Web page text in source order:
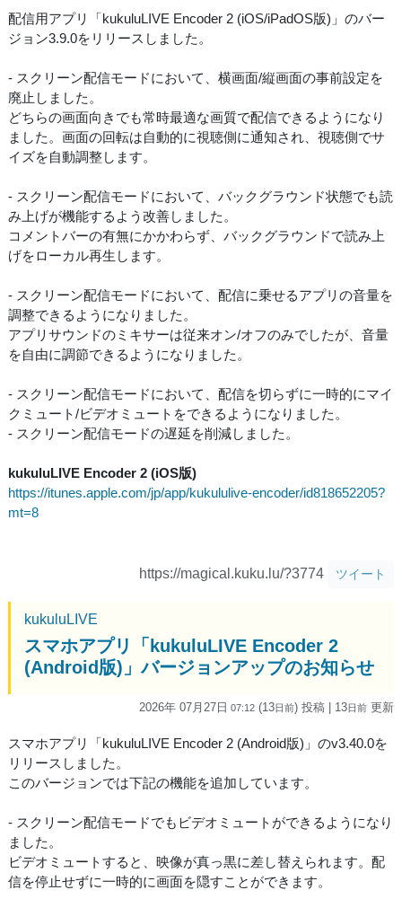
配信用アプリ「kukuluLIVE Encoder 2 (iOS/iPadOS版)」のバー
ジョン3.9.0をリリースしました。
- スクリーン配信モードにおいて、横画面/縦画面の事前設定を
廃止しました。
どちらの画面向きでも常時最適な画質で配信できるようになり
ました。画面の回転は自動的に視聴側に通知され、視聴側でサ
イズを自動調整します。
- スクリーン配信モードにおいて、バックグラウンド状態でも読
み上げが機能するよう改善しました。
コメントバーの有無にかかわらず、バックグラウンドで読み上
げをローカル再生します。
- スクリーン配信モードにおいて、配信に乗せるアプリの音量を
調整できるようになりました。
アプリサウンドのミキサーは従来オン/オフのみでしたが、音量
を自由に調節できるようになりました。
- スクリーン配信モードにおいて、配信を切らずに一時的にマイ
クミュート/ビデオミュートをできるようになりました。
- スクリーン配信モードの遅延を削減しました。
kukuluLIVE Encoder 2 (iOS版)
https://itunes.apple.com/jp/app/kukululive-encoder/id818652205?
mt=8
https://magical.kuku.lu/?3774 ツイート
kukuluLIVE
スマホアプリ「kukuluLIVE Encoder 2
(Android版)」バージョンアップのお知らせ
2026年 07月27日 07:12 (13日前) 投稿 | 13日前 更新
スマホアプリ「kukuluLIVE Encoder 2 (Android版)」のv3.40.0を
リリースしました。
このバージョンでは下記の機能を追加しています。
- スクリーン配信モードでもビデオミュートができるようになり
ました。
ビデオミュートすると、映像が真っ黒に差し替えられます。配
信を停止せずに一時的に画面を隠すことができます。